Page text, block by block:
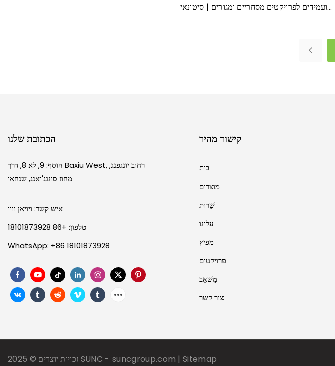
ועמידים לפרויקטים מסחריים ומגורים | סיטונאי
הכתובת שלנו
הוסף: 9, לא 8, דרך Baxiu West, רחוב יונגפנג,
מחוז סונגג'יאנג, שנחאי
איש קשר: ויויאן וויי
טלפון: +86 18101873928
WhatsApp: +86 18101873928
קישור מהיר
בית
מוצרים
שֵׁרוּת
עלינו
מפיץ
פרויקטים
מַשׁאָב
צור קשר
SUNC - suncgroup.com |Sitemap